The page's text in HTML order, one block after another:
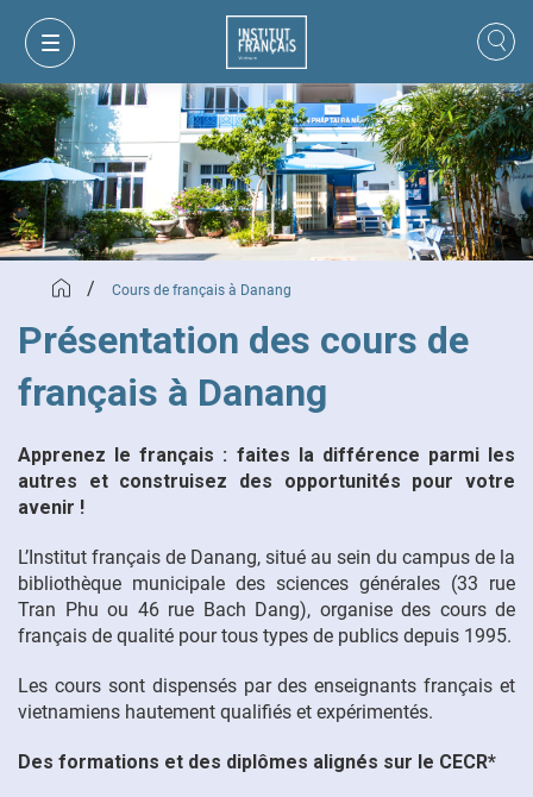
MON PANIER CONNEXION
FR
/ Cours de français à Danang
Présentation des cours de
français à Danang
Apprenez le français : faites la différence parmi les
autres et construisez des opportunités pour votre
avenir !
L’Institut français de Danang, situé au sein du campus de la
bibliothèque municipale des sciences générales (33 rue
Tran Phu ou 46 rue Bach Dang), organise des cours de
français de qualité pour tous types de publics depuis 1995.
Les cours sont dispensés par des enseignants français et
vietnamiens hautement qualifiés et expérimentés.
Des formations et des diplômes alignés sur le CECR*